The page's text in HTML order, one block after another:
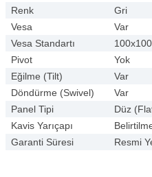
Renk
Gri
Vesa
Var
Vesa Standartı
Pivot
Yok
Eğilme (Tilt)
Var
Döndürme (Swivel)
Var
Panel Tipi
Düz
Kavis Yarıçapı
Garanti Süresi
Resmi